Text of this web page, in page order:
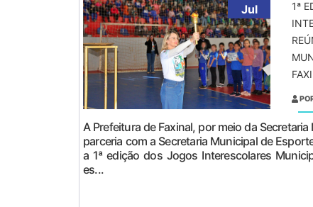
Jul
1ª
A Prefeitura de Faxinal, por meio da
parceria com a Secretaria Municipal de
a 1ª edição dos Jogos Interescolares
es...